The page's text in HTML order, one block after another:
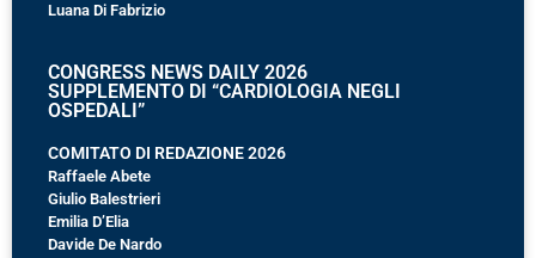
Luana Di Fabrizio
CONGRESS NEWS DAILY 2026
SUPPLEMENTO DI “CARDIOLOGIA NEGLI
OSPEDALI”
COMITATO DI REDAZIONE 2026
Raffaele Abete
Giulio Balestrieri
Emilia D’Elia
Davide De Nardo